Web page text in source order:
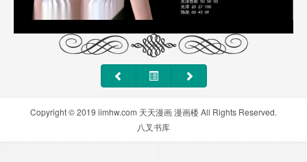
Copyright © 2019 iimhw.com 天天漫画漫画楼All Rights Reserved.
八叉书库